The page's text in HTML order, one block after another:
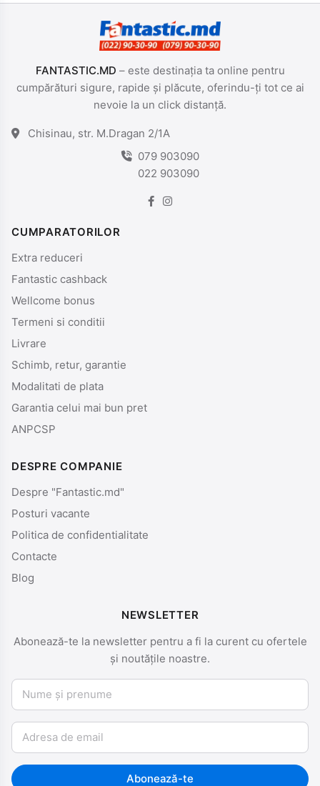
FANTASTIC.MD – este destinația ta online pentru
cumpărături sigure, rapide și plăcute, oferindu-ți tot ce ai
nevoie la un click distanță.
Chisinau, str. M.Dragan 2/1A
079 903090
022 903090
CUMPARATORILOR
Extra reduceri
Fantastic cashback
Wellcome bonus
Termeni si conditii
Livrare
Schimb, retur, garantie
Modalitati de plata
Garantia celui mai bun pret
ANPCSP
DESPRE COMPANIE
Despre "Fantastic.md"
Posturi vacante
Politica de confidentialitate
Contacte
Blog
NEWSLETTER
Abonează-te la newsletter pentru a fi la curent cu ofertele
și noutățile noastre.
Nume și prenume
Email
Abonează-te